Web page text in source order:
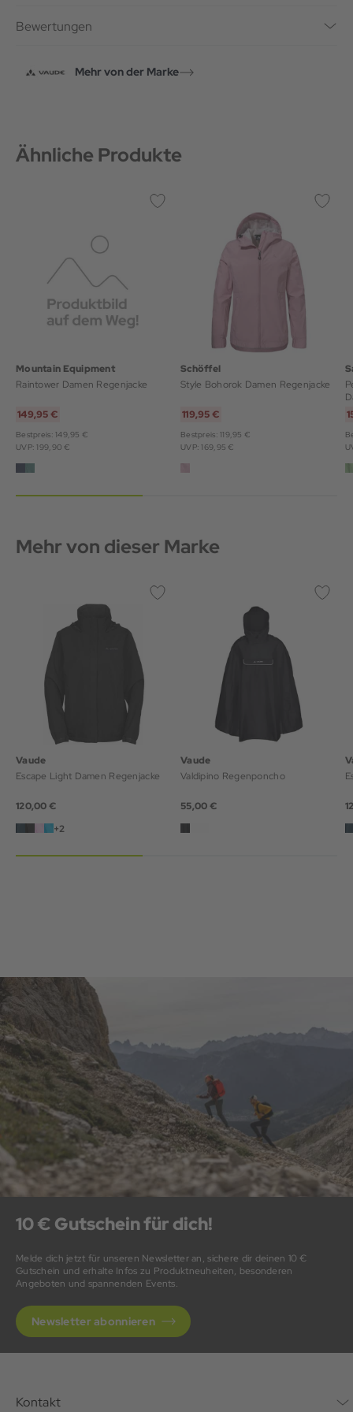
Bewertungen
Mehr von der Marke
Ähnliche Produkte
Mountain Equipment
Raintower Damen Regenjacke
149,95 €
Bestpreis: 149,95 €
UVP: 199,90 €
Schöffel
Style Bohorok Damen Regenjacke
119,95 €
Bestpreis: 119,95 €
UVP: 169,95 €
Mehr von dieser Marke
Vaude
Escape Light Damen Regenjacke
120,00 €
+2
Vaude
Valdipino Regenponcho
55,00 €
10 € Gutschein für dich!
Melde dich jetzt für unseren Newsletter an, sichere dir deinen 10 €
Gutschein und erhalte Infos zu Produktneuheiten, besonderen
Angeboten und spannenden Events.
Newsletter abonnieren
Kontakt